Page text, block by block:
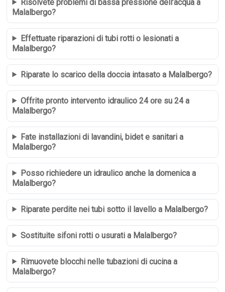
Risolvete problemi di bassa pressione dell’acqua a
Malalbergo?
Effettuate riparazioni di tubi rotti o lesionati a
Malalbergo?
Riparate lo scarico della doccia intasato a Malalbergo?
Offrite pronto intervento idraulico 24 ore su 24 a
Malalbergo?
Fate installazioni di lavandini, bidet e sanitari a
Malalbergo?
Posso richiedere un idraulico anche la domenica a
Malalbergo?
Riparate perdite nei tubi sotto il lavello a Malalbergo?
Sostituite sifoni rotti o usurati a Malalbergo?
Rimuovete blocchi nelle tubazioni di cucina a
Malalbergo?